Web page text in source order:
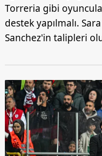
Torreria gibi
destek yapılmalı.
Sanchez'in talipleri